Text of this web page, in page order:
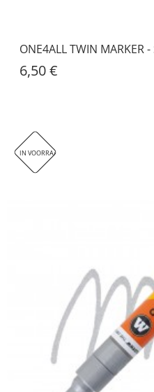
ONE4ALL TWIN MARKER
6,50 €
IN VOORRAAD